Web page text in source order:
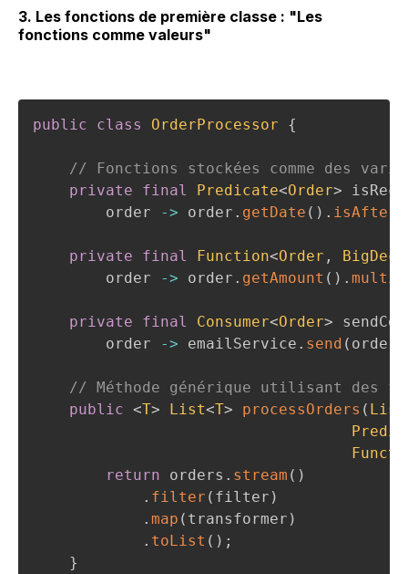
3. Les fonctions de première classe : "Les
fonctions comme valeurs"
public class OrderProcessor {
// Fonctions stockées comme des
private
final Predicate<Order>
        order
-> order . getDate ( ) . isAfter
private final Function<Order ,
        order
-> order . getAmount ( ) .
private final Consumer<Order>
        order
-> emailService . send ( order
// Méthode générique utilisant des
public <T> List<T> processOrders ( List
return orders . stream ( )
. filter ( filter )
. map ( transformer )
. toList ( ) ;
}